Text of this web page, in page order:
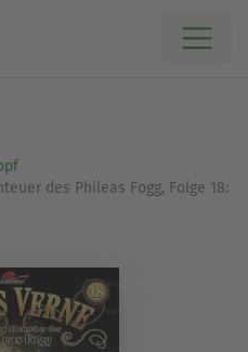
des Phileas Fogg, Folge 18: